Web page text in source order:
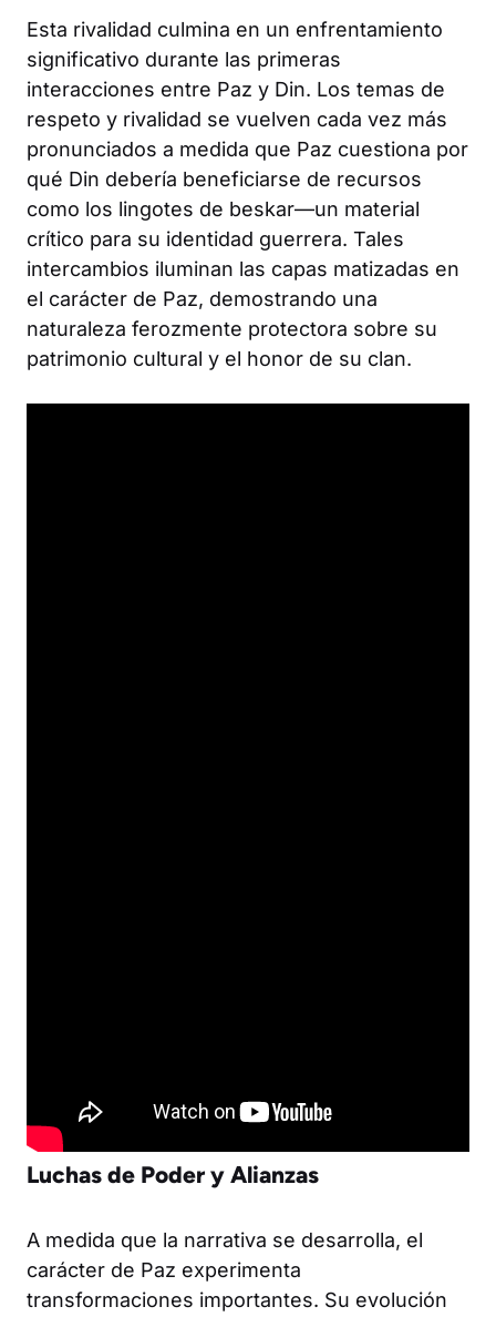
Esta rivalidad culmina en un enfrentamiento
significativo durante las primeras
interacciones entre Paz y Din. Los temas de
respeto y rivalidad se vuelven cada vez más
pronunciados a medida que Paz cuestiona por
qué Din debería beneficiarse de recursos
como los lingotes de beskar—un material
crítico para su identidad guerrera. Tales
intercambios iluminan las capas matizadas en
el carácter de Paz, demostrando una
naturaleza ferozmente protectora sobre su
patrimonio cultural y el honor de su clan.
Luchas de Poder y Alianzas
A medida que la narrativa se desarrolla, el
carácter de Paz experimenta
transformaciones importantes. Su evolución